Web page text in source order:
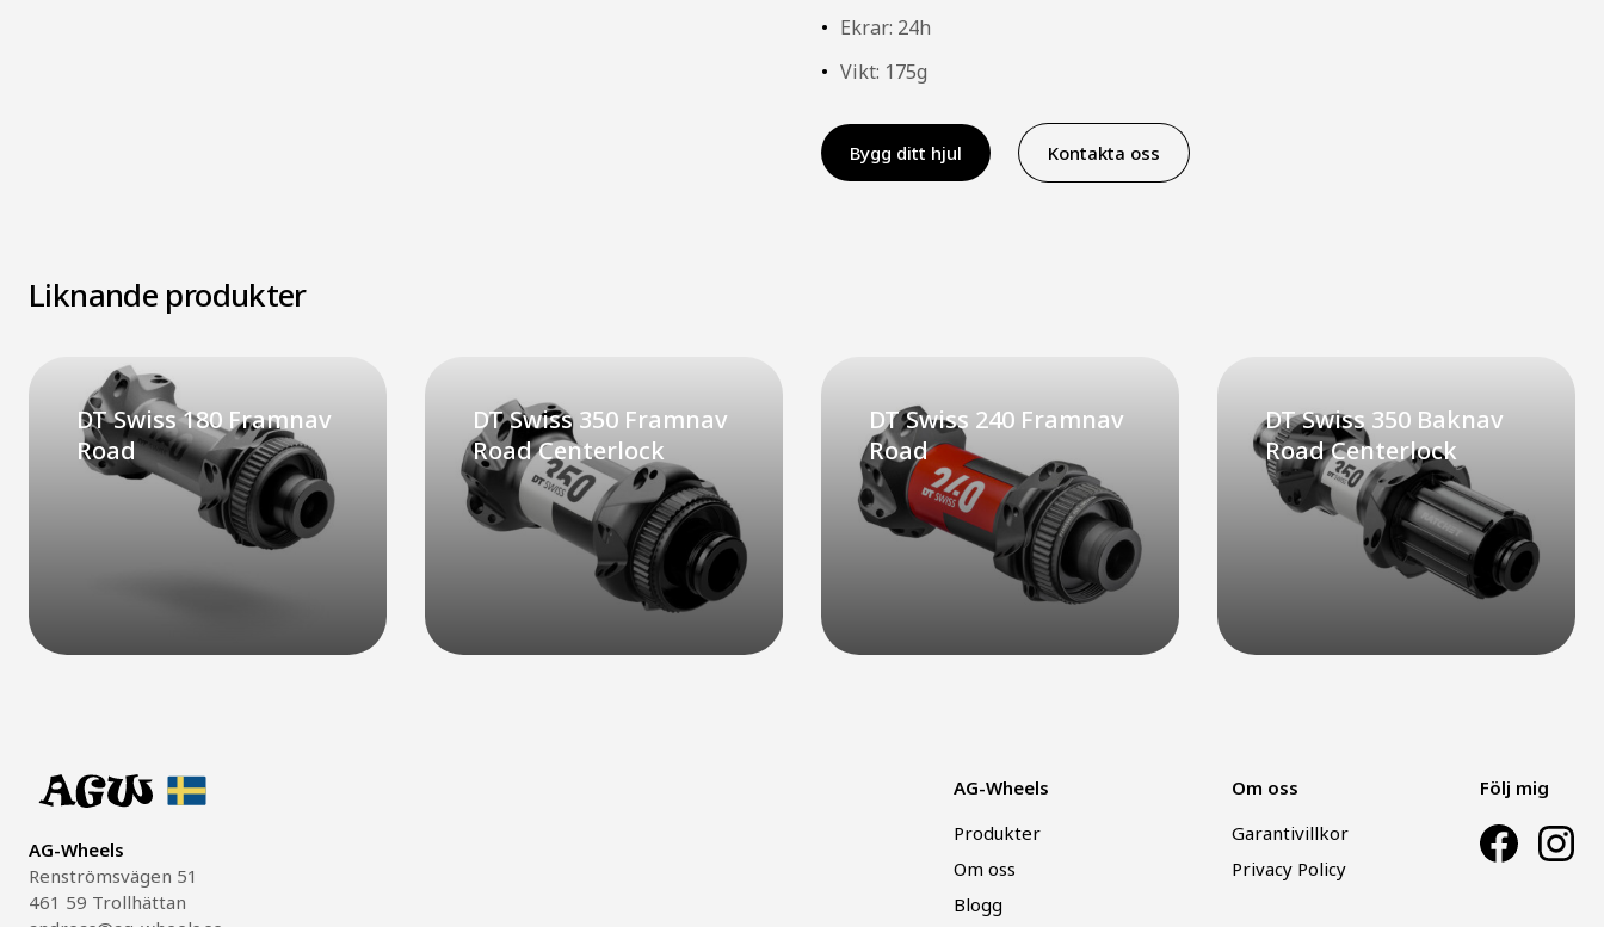
Ekrar: 24h
Vikt: 175g
Bygg ditt hjul Kontakta oss
Liknande produkter
DT Swiss 180 Framnav
Road
DT Swiss 350 Framnav
Road Centerlock
DT Swiss 240 Framnav
Road
DT Swiss 350 Baknav
Road Centerlock
AG-Wheels
Renströmsvägen 51
461 59 Trollhättan
AG-Wheels
Produkter
Om oss
Blogg
Om oss
Garantivillkor
Privacy Policy
Följ mig